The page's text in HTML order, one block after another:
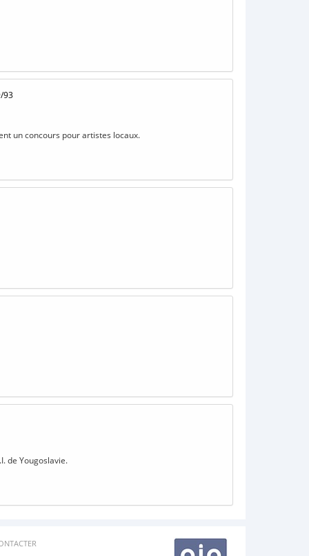
93
un concours pour artistes locaux.
de Yougoslavie.